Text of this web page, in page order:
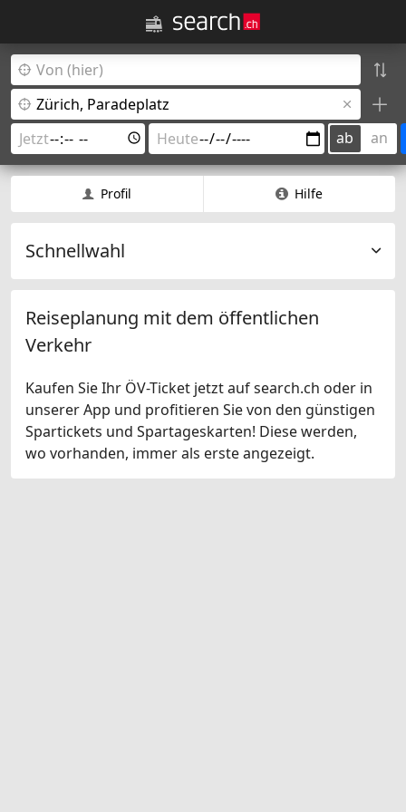
ab an
Profil Hilfe
Schnellwahl
Reiseplanung mit dem öffentlichen
Verkehr
Kaufen Sie Ihr ÖV-Ticket jetzt auf search.ch oder in
unserer App und profitieren Sie von den günstigen
Spartickets und Spartageskarten! Diese werden,
wo vorhanden, immer als erste angezeigt.